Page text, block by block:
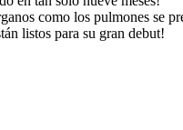
como los pulmones se
listos para su gran debut!